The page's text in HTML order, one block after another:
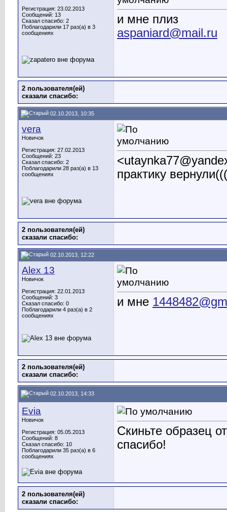
Регистрация: 23.02.2013
Сообщений: 13
Сказал спасибо: 2
Поблагодарили 17 раз(а) в 3
сообщениях
и мне плиз
aspaniard@mail.ru
2 пользователя(ей)
сказали cпасибо:
02.10.2013, 10:35
vera
Новичок
Регистрация: 27.02.2013
Сообщений: 23
Сказал спасибо: 2
Поблагодарили 28 раз(а) в 13
сообщениях
<
практику вернули(((
2 пользователя(ей)
сказали cпасибо:
02.10.2013, 12:22
Alex 13
Новичок
Регистрация: 22.01.2013
Сообщений: 3
Сказал спасибо: 0
Поблагодарили 4 раз(а) в 2
сообщениях
и мне
2 пользователя(ей)
сказали cпасибо:
02.10.2013, 14:33
Evia
Новичок
Регистрация: 05.05.2013
Сообщений: 8
Сказал спасибо: 10
Поблагодарили 35 раз(а) в 6
сообщениях
Скиньте образец
спасибо!
2 пользователя(ей)
сказали cпасибо: